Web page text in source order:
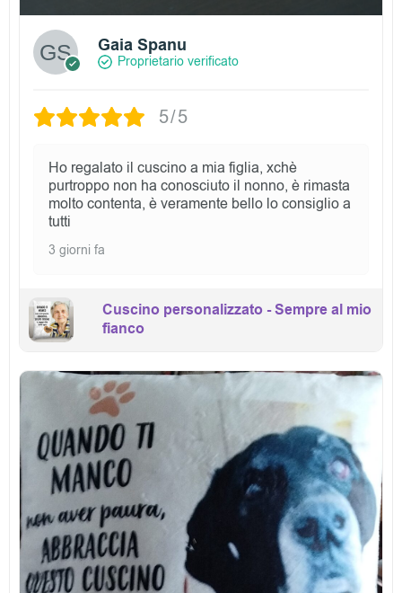
Gaia Spanu
Proprietario verificato
5/5
Ho regalato il cuscino a mia figlia, xchè
purtroppo non ha conosciuto il nonno, è rimasta
molto contenta, è veramente bello lo consiglio a
tutti
3 giorni fa
Cuscino personalizzato - Sempre al mio
fianco